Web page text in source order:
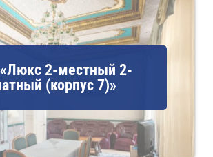
2-местный 2-
(корпус 7)»